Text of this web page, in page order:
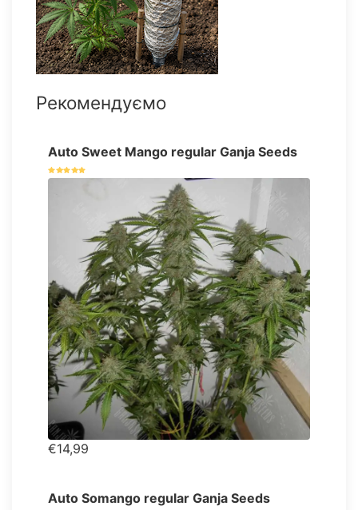
Рекомендуємо
Auto Sweet Mango regular Ganja Seeds
€14,99
Auto Somango regular Ganja Seeds